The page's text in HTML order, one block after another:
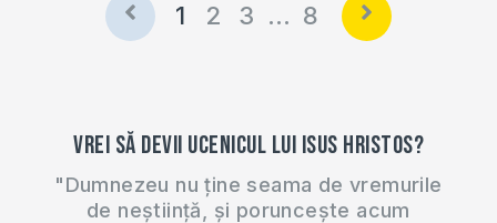
1 2 3 … 8
Vrei să devii ucenicul lui Isus Hristos?
"Dumnezeu nu ține seama de vremurile
de neștiință, și poruncește acum